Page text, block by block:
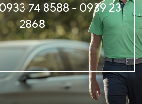
74 8588 - 0939 23
2868